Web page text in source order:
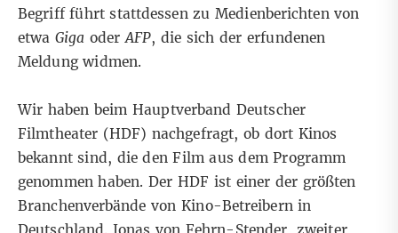
Begriff führt stattdessen zu Medienberichten von
etwaGiga oderAFP, die sich der erfundenen
Meldung widmen.
Wir haben beim Hauptverband Deutscher
Filmtheater (HDF) nachgefragt, ob dort Kinos
bekannt sind, die den Film aus dem Programm
genommen haben. Der HDF ist einer der größten
Branchenverbände von Kino-Betreibern in